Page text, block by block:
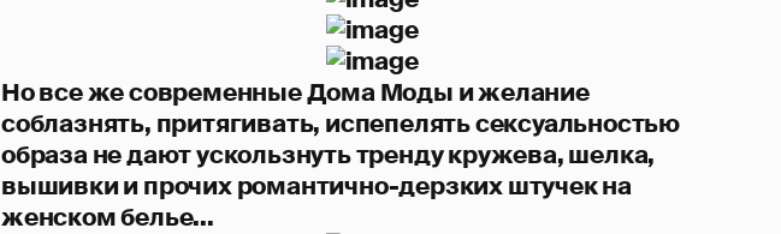
Но все же современные Дома Моды и желание
соблазнять, притягивать, испепелять сексуальностью
образа не дают ускользнуть тренду кружева, шелка,
вышивки и прочих романтично-дерзких штучек на
женском белье...